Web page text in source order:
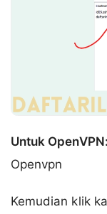
Untuk OpenVPN:
Openvpn
Kemudian klik